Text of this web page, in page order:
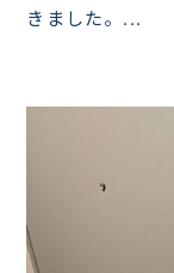
きました。...